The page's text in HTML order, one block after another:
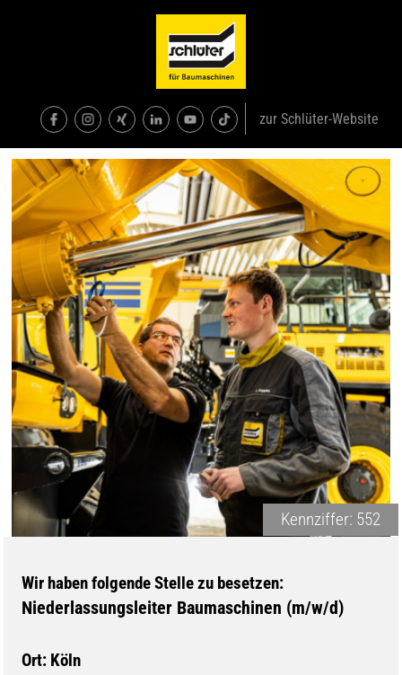
zur Schlüter-Website
Kennziffer: 552
Wir haben folgende Stelle zu besetzen:
Niederlassungsleiter Baumaschinen (m/w/d)
Ort: Köln